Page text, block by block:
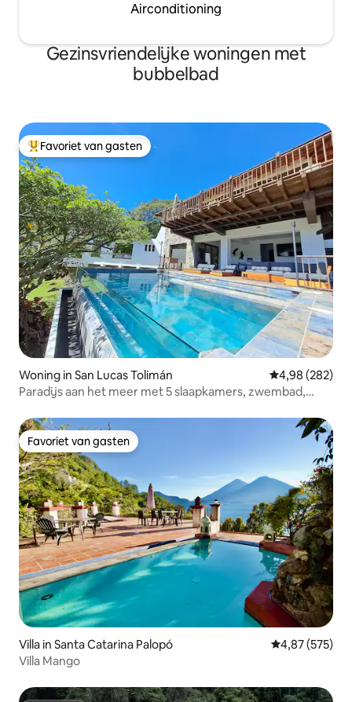
Airconditioning
Gezinsvriendelijke woningen met
bubbelbad
Topfavoriet van gasten
Favoriet van gasten
Woning in San Lucas Tolimán Gemiddelde
4,98 (282)
Paradijs aan het meer met 5 slaapkamers, zwembad,
Favoriet van gasten
Favoriet van gasten
Villa in Santa Catarina Palopó Gemiddelde
4,87 (575)
Villa Mango